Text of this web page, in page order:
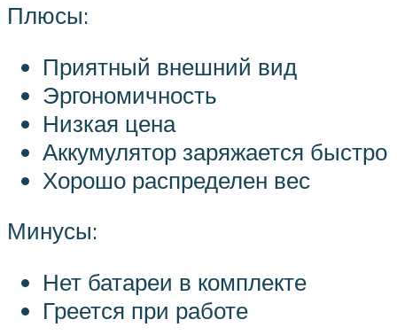
Плюсы:
Приятный внешний вид
Эргономичность
Низкая цена
Аккумулятор заряжается быстро
Хорошо распределен вес
Минусы:
Нет батареи в комплекте
Греется при работе